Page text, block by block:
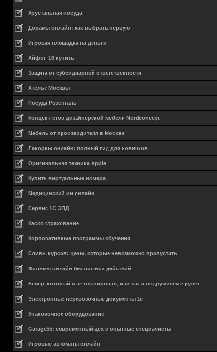
Хрустальная посуда
Дорамы онлайн: как выбрать первую
Игровая площадка на деньги
Айфон 16 купить
Защита от субсидиарной ответственности
Ателье Москвы
Посуда Розенталь
Концепт-стор дизайнерской мебели Nordconcept
Мебель от производителя в Москве
Лакорны онлайн: полный гид для новичков
Оригинальная техника Apple
Купить виртуальные номера
Медицинский ии онлайн
Сервис 1С ЭПД
Каско страхование
Корпоративные программы обучения
Сливы курсов: цены, которые невозможно пропустить
Фильмы онлайн без лишних действий
Вечер, который я не планировал, или как я подружился с рулет
Электронные перевозочные документы 1с
Упаковочное оборудование
Garage55: современный цех и опытные специалисты
Игровые автоматы онлайн